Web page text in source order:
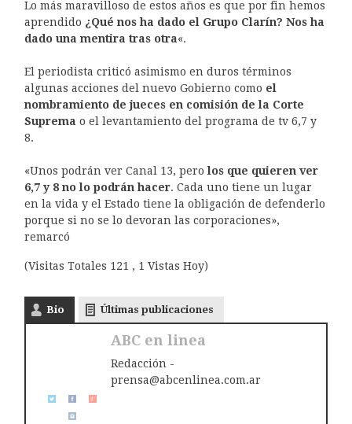
Lo más maravilloso de estos años es que por fin hemos
aprendido ¿Qué nos ha dado el Grupo Clarín? Nos ha
dado una mentira tras otra«.
El periodista criticó asimismo en duros términos
algunas acciones del nuevo Gobierno como el
nombramiento de jueces en comisión de la Corte
Suprema o el levantamiento del programa de tv 6,7 y
8.
«Unos podrán ver Canal 13, perolos que quieren ver
6,7 y 8 no lo podrán hacer. Cada uno tiene un lugar
en la vida y el Estado tiene la obligación de defenderlo
porque si no se lo devoran las corporaciones»,
remarcó
(Visitas Totales 121 , 1 Vistas Hoy)
Bio Últimas publicaciones
ABC en linea
Redacción -
prensa@abcenlinea.com.ar